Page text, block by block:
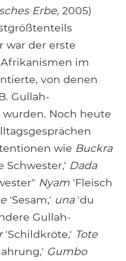
Erbe, 2005)
war der erste
im
von denen
Gullah-
Noch heute
wie Buckra
Schwester,' Dada
Nyam 'Fleisch
'Sesam,' una'du
Gullah-
'Schildkröte,' Tote
Gumbo